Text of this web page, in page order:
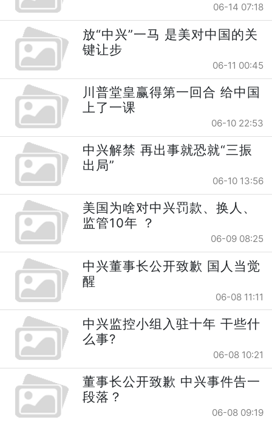
06-14 07:18
放“中兴”一马 是美对中国的关
键让步
06-11 00:45
川普堂皇赢得第一回合 给中国
上了一课
06-10 22:53
中兴解禁 再出事就恐就“三振
出局”
06-10 13:56
美国为啥对中兴罚款、换人、
监管10年 ？
06-09 08:25
中兴董事长公开致歉 国人当觉
醒
06-08 11:11
中兴监控小组入驻十年 干些什
么事?
06-08 10:21
董事长公开致歉 中兴事件告一
段落？
06-08 09:19